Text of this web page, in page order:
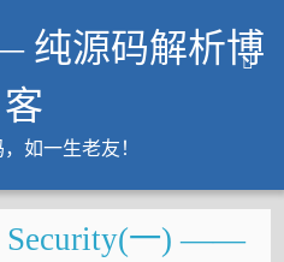
纯源码解析博
客
如一生老友！
Security(一) ——